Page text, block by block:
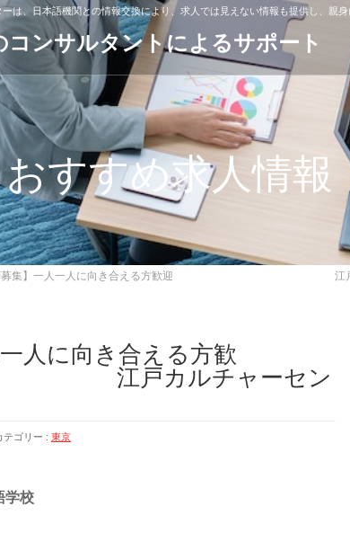
は、日本語機関との情報交換により、求人では見えない情報も提供し、親身
コンサルタントによるサポート
おすすめ求人情報
師募集】一人一人に向き合える方歓迎 江戸カルチ
人に向き合える方歓
チャーセン
テゴリー : 東京
学校